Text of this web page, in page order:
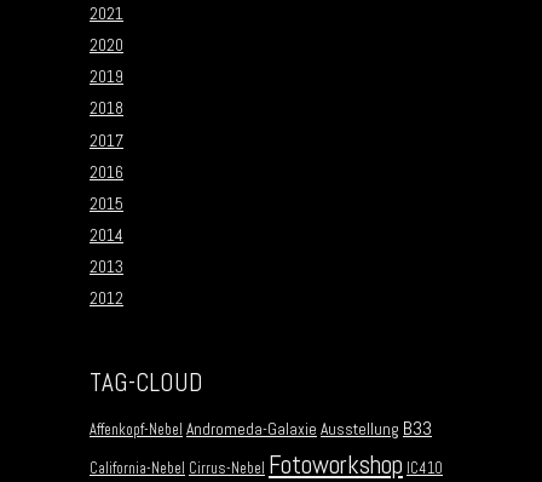
2021
2020
2019
2018
2017
2016
2015
2014
2013
2012
TAG-CLOUD
Affenkopf-Nebel Andromeda-Galaxie Ausstellung B33
California-Nebel Cirrus-Nebel Fotoworkshop IC410